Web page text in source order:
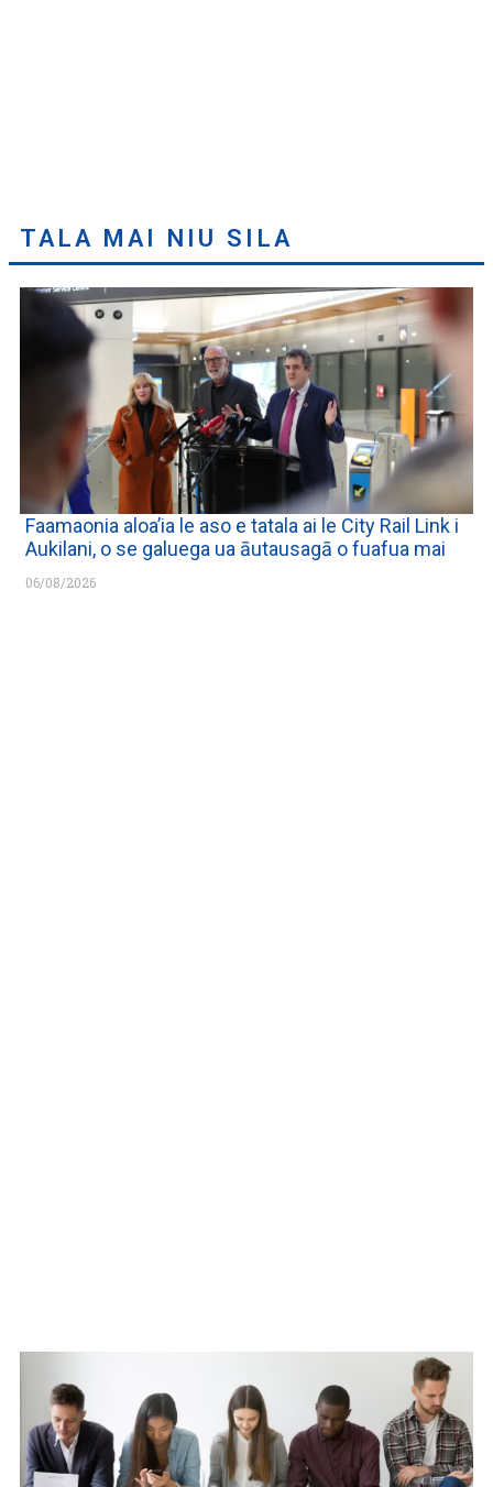
TALA MAI NIU SILA
Faamaonia aloa’ia le aso e tatala ai le City Rail Link i
Aukilani, o se galuega ua āutausagā o fuafua mai
06/08/2026